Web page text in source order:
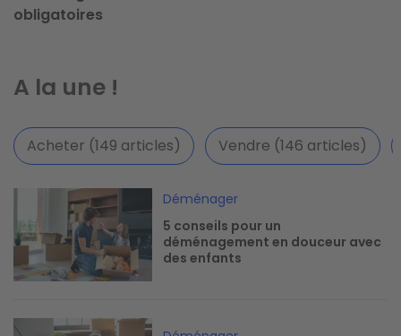
obligatoires
A la une !
Acheter (149 articles) Vendre (146 articles)
Déménager
5 conseils pour un
déménagement en douceur avec
des enfants
Image